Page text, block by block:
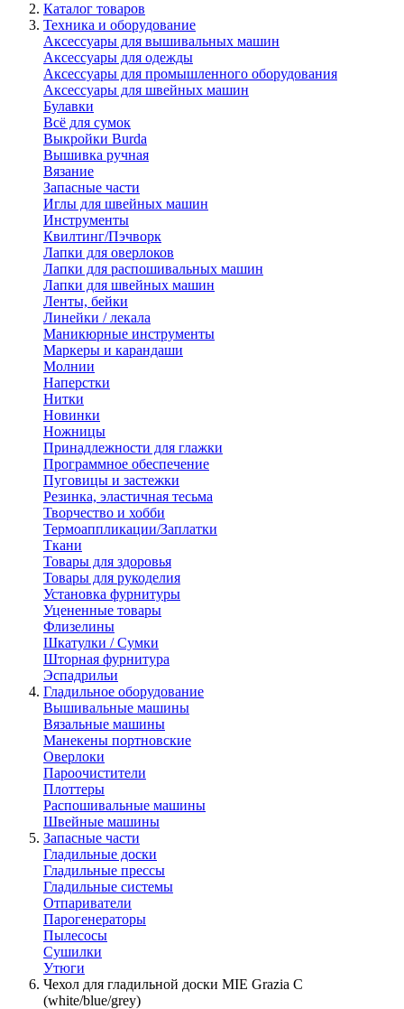
Каталог товаров
Техника и оборудование
Аксессуары для вышивальных машин
Аксессуары для одежды
Аксессуары для промышленного оборудования
Аксессуары для швейных машин
Булавки
Всё для сумок
Выкройки Burda
Вышивка ручная
Вязание
Запасные части
Иглы для швейных машин
Инструменты
Квилтинг/Пэчворк
Лапки для оверлоков
Лапки для распошивальных машин
Лапки для швейных машин
Ленты, бейки
Линейки / лекала
Маникюрные инструменты
Маркеры и карандаши
Молнии
Наперстки
Нитки
Новинки
Ножницы
Принадлежности для глажки
Программное обеспечение
Пуговицы и застежки
Резинка, эластичная тесьма
Творчество и хобби
Термоаппликации/Заплатки
Ткани
Товары для здоровья
Товары для рукоделия
Установка фурнитуры
Уцененные товары
Флизелины
Шкатулки / Сумки
Шторная фурнитура
Эспадрильи
Гладильное оборудование
Вышивальные машины
Вязальные машины
Манекены портновские
Оверлоки
Пароочистители
Плоттеры
Распошивальные машины
Швейные машины
Запасные части
Гладильные доски
Гладильные прессы
Гладильные системы
Отпариватели
Парогенераторы
Пылесосы
Сушилки
Утюги
Чехол для гладильной доски MIE Grazia C
(white/blue/grey)